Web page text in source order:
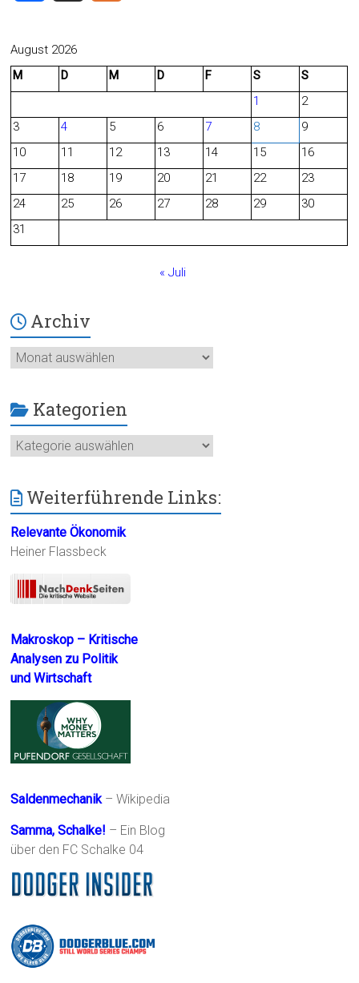
c
b
o
August 2026
M
D M D F S
S
1
2
3
4 5 6 7 8
9
10
11 12 13 14 15
16
17
18 19 20 21 22
23
24
25 26 27 28 29
30
31
« Juli
Archiv
Archiv
Kategorien
Kategorien
Weiterführende Links:
Relevante Ökonomik
Heiner Flassbeck
Makroskop – Kritische
Analysen zu Politik
und Wirtschaft
Saldenmechanik– Wikipedia
Samma, Schalke! – Ein Blog
über den FC Schalke 04